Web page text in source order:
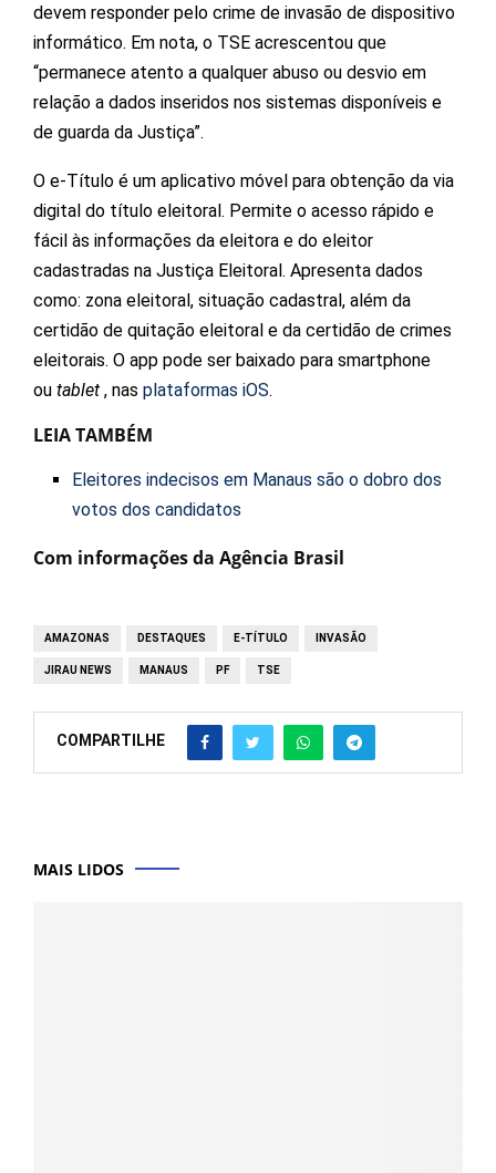
devem responder pelo crime de invasão de dispositivo
informático. Em nota, o TSE acrescentou que
“permanece atento a qualquer abuso ou desvio em
relação a dados inseridos nos sistemas disponíveis e
de guarda da Justiça”.
O e-Título é um aplicativo móvel para obtenção da via
digital do título eleitoral. Permite o acesso rápido e
fácil às informações da eleitora e do eleitor
cadastradas na Justiça Eleitoral. Apresenta dados
como: zona eleitoral, situação cadastral, além da
certidão de quitação eleitoral e da certidão de crimes
eleitorais. O app pode ser baixado para smartphone
ou tablet , nas plataformas iOS.
LEIA TAMBÉM
Eleitores indecisos em Manaus são o dobro dos
votos dos candidatos
Com informações da Agência Brasil
AMAZONAS DESTAQUES E-TÍTULO INVASÃO
JIRAU NEWS MANAUS PF TSE
COMPARTILHE
MAIS LIDOS